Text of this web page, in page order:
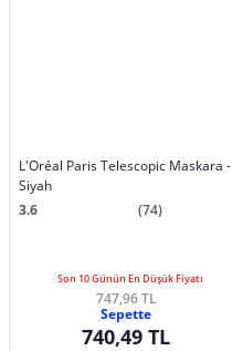
L'Oréal Paris Telescopic Maskara -
Siyah
3.6
(74)
Son 10 Günün En Düşük Fiyatı
747,96 TL
Sepette
740,49 TL